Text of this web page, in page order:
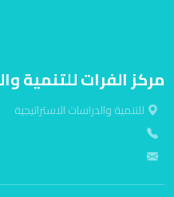
مركز الفرات للتنمية
للتنمية والدراسات الاستراتيجية